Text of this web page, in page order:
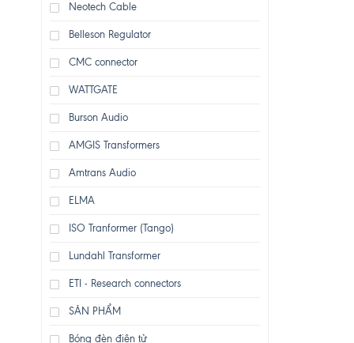
Neotech Cable
Belleson Regulator
CMC connector
WATTGATE
Burson Audio
AMGIS Transformers
Amtrans Audio
ELMA
ISO Tranformer (Tango)
Lundahl Transformer
ETI - Research connectors
SẢN PHẨM
Bóng đèn điện tử